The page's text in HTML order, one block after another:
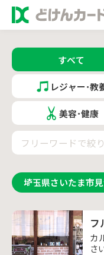
すべて
レジャー･教
美容･健康
埼玉県さいたま市
フ
カ
さ